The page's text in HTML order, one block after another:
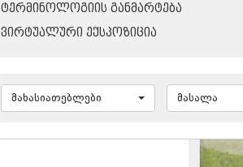
ᲢᲔᲠᲛᲘᲜᲝᲚᲝᲒᲘᲘᲡ ᲒᲐᲜᲛᲐᲠᲢᲔᲑᲐ
ᲕᲘᲠᲢᲣᲐᲚᲣᲠᲘ ᲔᲥᲡᲞᲝᲖᲘᲪᲘᲐ
მახასიათებლები მასალა